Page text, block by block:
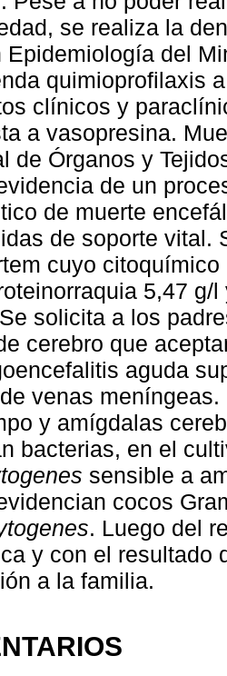
se realiza la
Epidemiología del
quimioprofilaxis
clínicos y
a vasopresina.
de Órganos y
de un
de muerte
de soporte vital.
cuyo
5,47
solicita a los
cerebro que
aguda
venas
y amígdalas
bacterias, en el
sensible a
cocos
. Luego del
y con el resultado
a la familia.